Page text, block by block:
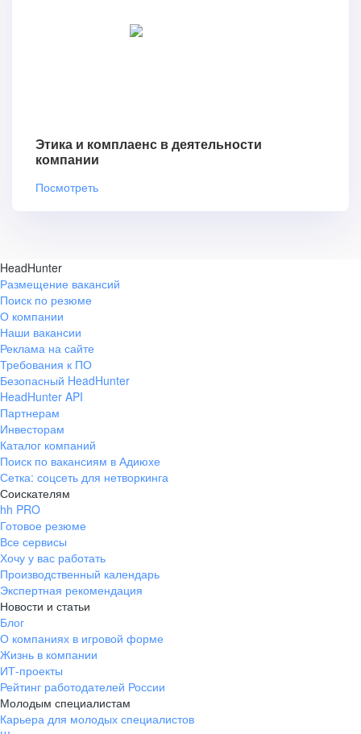
Этика и комплаенс в деятельности
компании
Посмотреть
HeadHunter
Размещение вакансий
Поиск по резюме
О компании
Наши вакансии
Реклама на сайте
Требования к ПО
Безопасный HeadHunter
HeadHunter API
Партнерам
Инвесторам
Каталог компаний
Поиск по вакансиям в Адиюхе
Сетка: соцсеть для нетворкинга
Соискателям
hh PRO
Готовое резюме
Все сервисы
Хочу у вас работать
Производственный календарь
Экспертная рекомендация
Новости и статьи
Блог
О компаниях в игровой форме
Жизнь в компании
ИТ-проекты
Рейтинг работодателей России
Молодым специалистам
Карьера для молодых специалистов